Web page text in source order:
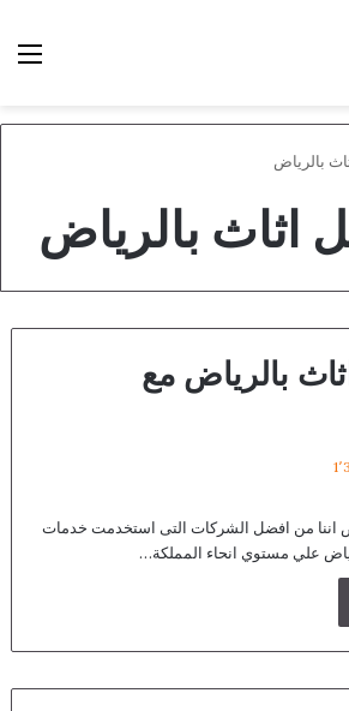
بالرياض
اثاث بالرياض
بالرياض مع
اننا من افضل الشركات التى استخدمت خدمات
علي مستوي انحاء المملكة…